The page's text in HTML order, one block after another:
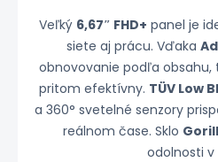
Veľký 6,67″ FHD+ panel je
siete aj prácu. Vďaka
obnovovanie podľa obsahu,
pritom efektívny. TÜV Low
a 360° svetelné senzory
reálnom čase. Sklo
odolnosti v